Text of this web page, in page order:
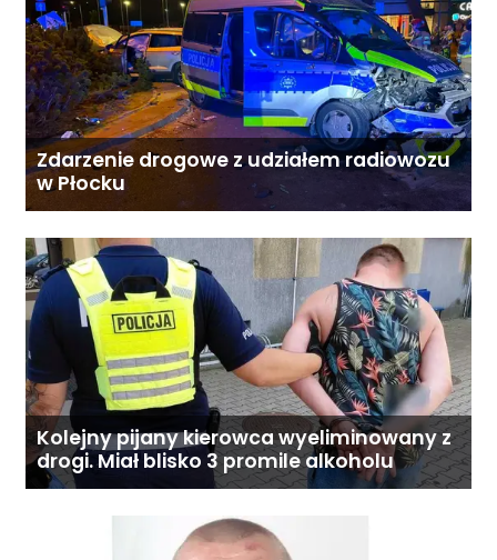
Zdarzenie drogowe z udziałem radiowozu
w Płocku
Kolejny pijany kierowca wyeliminowany z
drogi. Miał blisko 3 promile alkoholu